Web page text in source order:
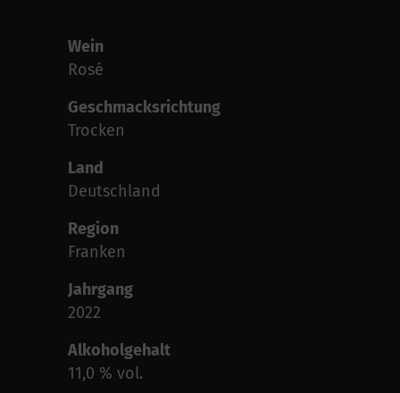
Wein
Rosé
Geschmacksrichtung
Trocken
Land
Deutschland
Region
Franken
Jahrgang
2022
Alkoholgehalt
11,0 % vol.